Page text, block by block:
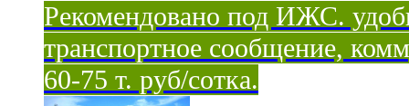
Рекомендовано под ИЖС.
транспортное сообщение,
60-75 т. руб/сотка.